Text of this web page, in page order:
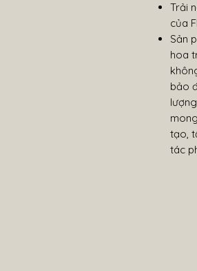
Trải
của
Sản
hoa
bảo
tạo,
tác